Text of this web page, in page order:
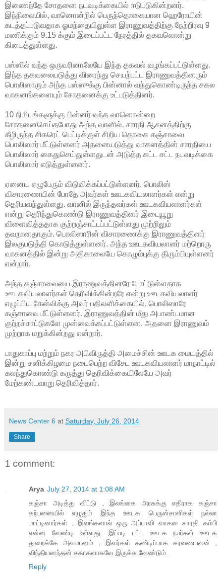
இணைந்தே சோதனை நடவடிக்கையில் ஈடுபடுகின்றனர்.
இந்நிலையில், வானொன்றில் பெருந்தொகையான ஹெரோயின்
கடத்தப்படுவதாக ஓமந்தையிலுள்ள இராணுவத்திற்கு நேற்றிரவு 9
மணிக்கும் 9.15 க்கும் இடைப்பட்ட நேரத்தில் தகவலொன்று
கிடைத்துள்ளது.
பஸ்ஸில் வந்த ஒருவரினாலேயே இந்த தகவல் வழங்கப்பட்டுள்ளது.
இந்த தகவலையடுத்து விரைந்து செயற்பட்ட இராணுவத்தினரும்
பொலிஸாரும் அந்த பஸ்ஸுக்கு பின்னால் வந்துகொண்டிருந்த சகல
வாகனங்களையும் சோதனைக்கு உட்படுத்தினர்.
10 நிமிடங்களுக்கு பின்னர் வந்த வானொன்றை
சோதனைசெய்தபோது அந்த வானில், சாரதி ஆசனத்திற்கு
கீழிருந்த சிகரெட் பெட்டிக்குள் சிறிய தொகை கஞ்சாவை
பொலிஸார் மீட்டுள்ளனர் அதனையடுத்து வாகனத்தின் சாரதியை
பொலிஸார் கைதுசெய்துள்ளதுடன் அடுத்த கட்ட சட்ட நடவடிக்கை
பொலிஸார் எடுத்துள்ளனர்.
ஏனைய ஏழுபேரும் விடுவிக்கப்பட்டுள்ளனர். பொலிஸ்
விசாரணையின் போதே அவர்கள் ஊடகவியலாளர்கள் என்று
தெரியவந்துள்ளது. வானில் இருந்தவர்கள் ஊடகவியலாளர்கள்
என்று தெரிந்துகொண்டு இராணுவத்தினர் இடையூறு
விளைவித்ததாக குற்றஞ்சாட்டப்பட்டுள்ளது முற்றிலும்
தவறானதாகும். பொலிஸாரின் விசாரணைக்கு இராணுவத்தினர்
இலகுபடுத்தி கொடுத்துள்ளனர். அந்த ஊடகவியலாளர் மற்றொரு
வாகனத்தில் இன்று அதிகாலையே கொழும்புக்கு திரும்பியுள்ளனர்
என்றார்.
அந்த கஞ்சாவையை இராணுவத்தினரே போட்டுள்ளதாக
ஊடகவியலாளர்கள் தெரிவிக்கின்றரே என்று ஊடகவியலாளர்
எழுப்பிய கேள்விக்கு அவர் பதிலளிக்கையில், பொலிஸாரே
கஞ்சாவை மீட்டுள்ளனர். இராணுவத்தின் மீது அபாண்டமான
குற்றச்சாட்டுகளே முன்வைக்கப்பட்டுள்ளன. அதனை இராணுவம்
முற்றாக மறுக்கின்றது என்றார்.
பாதுகாப்பு மற்றும் நகர அபிவிருத்தி அமைச்சின் ஊடக மையத்தில்
இன்று சனிக்கிழமை நடைபெற்ற விசேட ஊடகவியலாளர் மாநாட்டில்
கலந்துகொண்டு கருத்து தெரிவிக்கையிலேயே அவர்
மேற்கண்டவாறு தெரிவித்தார்.
News Center 6 at Saturday, July 26, 2014
Share
1 comment:
Arya July 27, 2014 at 1:08 AM
கஞ்சா அடித்து விட்டு , இலங்கை அரசுக்கு எதிராக கஞ்சா
கற்பனையில் எழுதும் இந்த ஊடக பெருன்சாளிகள் நல்லா
மாட்டினார்கள் , இவங்களால் ஒரு அப்பாவி வாகன சாரதி கம்பி
என்ன வேண்டி உள்ளது. இப்படி பட்ட ஊடக நபர்கள் ஊடக
துறைக்கே அவமானம் , இவர்கள் கண்டிப்பாக சரவணபவன் ,
விந்தியனந்தன் சகாகளாகவே இருக்க வேண்டும்.
Reply